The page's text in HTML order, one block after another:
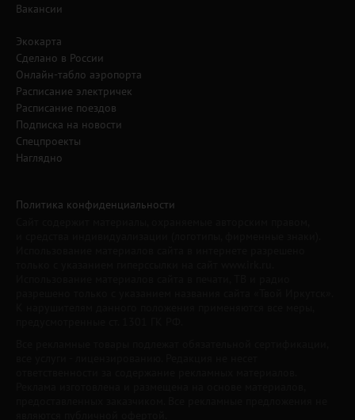
Вакансии
Экокарта
Сделано в России
Онлайн-табло аэропорта
Расписание электричек
Расписание поездов
Подписка на новости
Спецпроекты
Наглядно
Политика конфиденциальности